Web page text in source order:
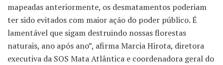
mapeadas anteriormente, os desmatamentos poderiam
ter sido evitados com maior ação do poder público. É
lamentável que sigam destruindo nossas florestas
naturais, ano após ano”, afirma Marcia Hirota, diretora
executiva da SOS Mata Atlântica e coordenadora geral do